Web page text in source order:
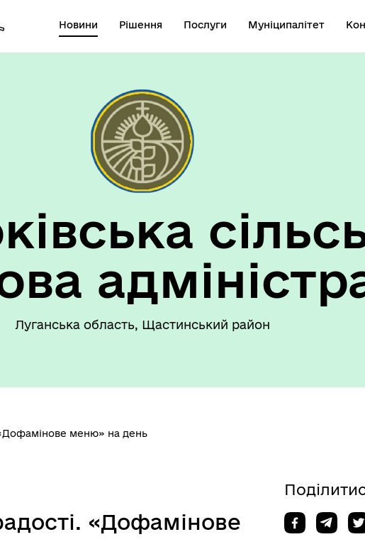
Новини Рішення Послуги Муніципалітет
Луганська область, Щастинський район
меню» на день
«Дофамінове